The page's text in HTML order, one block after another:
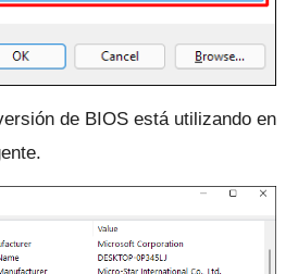
de BIOS está utilizando en